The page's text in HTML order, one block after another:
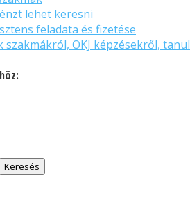
lehet keresni
feladata és fizetése
OKJ képzésekről,